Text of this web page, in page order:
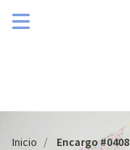
Inicio Encargo #0408